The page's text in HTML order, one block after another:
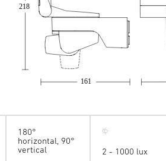
161
218
180°
horizontal, 90°
vertical
2 - 1000 lux